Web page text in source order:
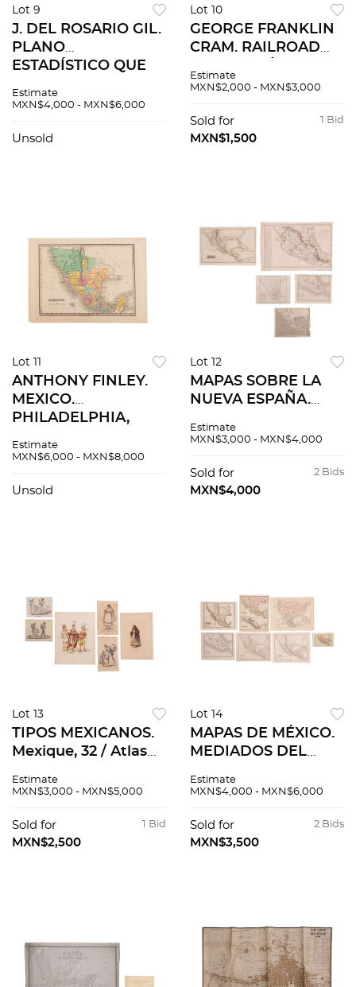
Lot 9
J. DEL ROSARIO GIL.
PLANO
ESTADÍSTICO QUE
NUEVO TERRITORIO
CARMEN. Grabado,
Estimate
MXN$4,000 - MXN$6,000
Unsold
Lot 10
GEORGE FRANKLIN
CRAM. RAILROAD
CHICAGO: GEO. F.
AND PUBLISHER,
CA. 1890. Mapa
Estimate
MXN$2,000 - MXN$3,000
1 Bid
Sold for
MXN$1,500
Lot 11
ANTHONY FINLEY.
MEXICO.
PHILADELPHIA,
coloreado, 24.7 x 31
Young & Delleker
Estimate
MXN$6,000 - MXN$8,000
Unsold
Lot 12
MAPAS SOBRE LA
NUEVA ESPAÑA.
DEL SIGLO XIX. a)
Geográfico de
Nueva España. Pzs 5
Estimate
MXN$3,000 - MXN$4,000
2 Bids
Sold for
MXN$4,000
Lot 13
TIPOS MEXICANOS.
Mexique, 32 / Atlas
dÁcapulco. /
Litografías. Piezas: 6
Estimate
MXN$3,000 - MXN$5,000
1 Bid
Sold for
MXN$2,500
Lot 14
MAPAS DE MÉXICO.
MEDIADOS DEL
Arrowsmith. Mexico.
Constable, 1823.
Mapa grabado. Pzs 7
Estimate
MXN$4,000 - MXN$6,000
2 Bids
Sold for
MXN$3,500